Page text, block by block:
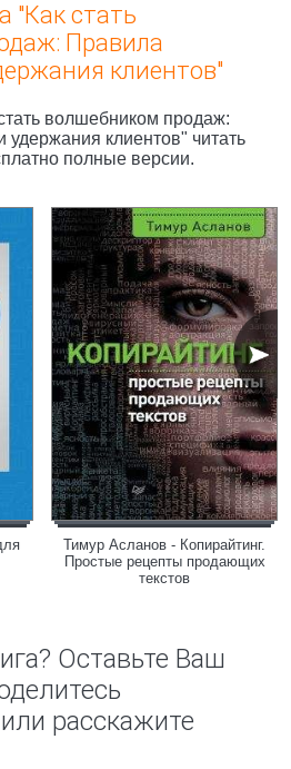
"Как стать
Правила
клиентов"
волшебником продаж:
клиентов" читать
полные версии.
Тимур Асланов - Копирайтинг.
Простые рецепты продающих
текстов
Оставьте Ваш
расскажите